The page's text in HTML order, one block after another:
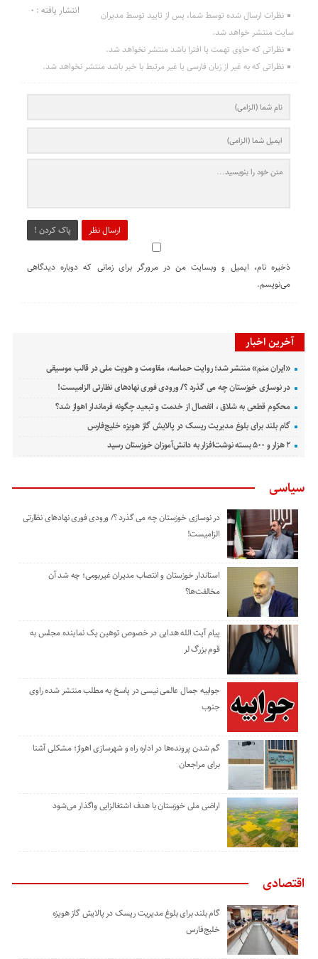
انتشار یافته : 0
نظرات ارسال شده توسط شما، پس از تایید توسط مدیران
سایت منتشر خواهد شد.
نظراتی که حاوی تهمت یا افترا باشد منتشر نخواهد شد.
نظراتی که به غیر از زبان فارسی یا غیر مرتبط با خبر باشد منتشر نخواهد شد.
ارسال نظر پاک کردن !
ذخیره نام، ایمیل و وبسایت من در مرورگر برای زمانی که دوباره دیدگاهی
می‌نویسم.
آخرین اخبار
«ایران منم» منتشر شد؛ روایت حماسه، مقاومت و هویت ملی در قالب موسیقی
در نوسازی خوزستان چه می گذرد ؟/ ورودی فوری نهادهای نظارتی الزامیست!
محکوم قطعی به شلاق ، انفصال از خدمت و تبعید چگونه فرماندار اهواز شد؟
گام بلند برای بلوغ مدیریت ریسک در پالایش گاز هویزه خلیج‌فارس
۲ هزار و ۵۰۰ بسته نوشت‌افزار به دانش‌آموزان خوزستان رسید
سیاسی
در نوسازی خوزستان چه می گذرد ؟/ ورودی فوری نهادهای نظارتی
الزامیست!
استاندار خوزستان و انتصاب مدیران غیربومی؛ چه شد آن
مخالفت‌ها؟
پیام آیت الله هدایی در خصوص توهین یک نماینده مجلس به
قوم بزرگ لر
جوابیه جمال عالمی نیسی در پاسخ به مطلب منتشر شده راوی
جنوب
گم شدن پرونده‌ها در اداره راه و شهرسازی اهواز؛ مشکلی آشنا
برای مراجعان
اراضی ملی خوزستان با هدف اشتغالزایی واگذار می‌شود
اقتصادی
گام بلند برای بلوغ مدیریت ریسک در پالایش گاز هویزه
خلیج‌فارس